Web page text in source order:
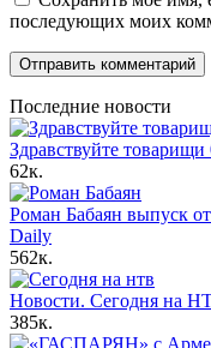
последующих моих
Последние новости
Здравствуйте
62к.
Роман Бабаян выпуск
Daily
562к.
Новости. Сегодня на
385к.